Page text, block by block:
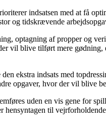
indsatsen med at få
og tidskrævende
optagning af propper og
vil blive tilført mere
ekstra indsats med
opgaver, hvor der vil blive
uden en vis gene for
hensyntagen til